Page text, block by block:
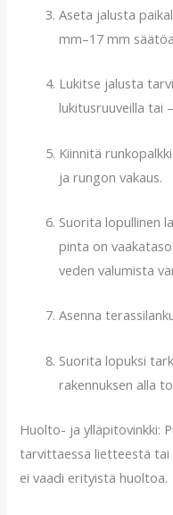
Aseta jalusta
mm–17 mm
Lukitse jalusta
lukitusruuveilla tai
Kiinnitä
ja rungon vakaus.
Suorita lopullinen
pinta on
veden valumista
Asenna
Suorita lopuksi
raken­nuksen alla
Huolto- ja ylläpito­vinkki:
tarvittaessa lietteestä
ei vaadi erityistä huoltoa.